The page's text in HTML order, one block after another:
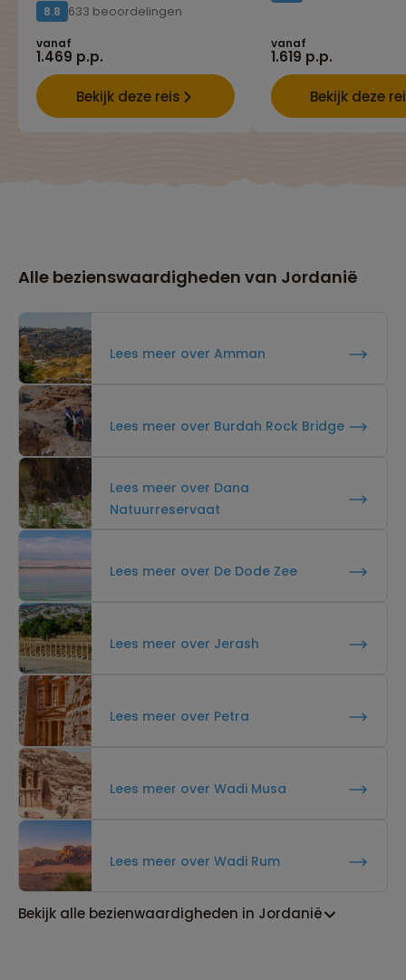
8.8 633 beoordelingen
vanaf
1.469 p.p.
Bekijk deze reis
vanaf
1.619 p.p.
Bekijk deze
Alle bezienswaardigheden van Jordanië
Lees meer over Amman
Lees meer over Burdah Rock Bridge
Lees meer over Dana
Natuurreservaat
Lees meer over De Dode Zee
Lees meer over Jerash
Lees meer over Petra
Lees meer over Wadi Musa
Lees meer over Wadi Rum
Bekijk alle bezienwaardigheden in Jordanië